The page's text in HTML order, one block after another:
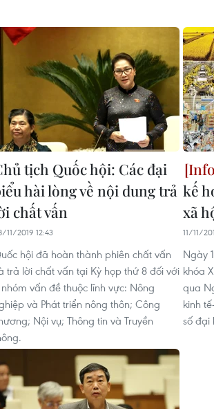
tịch Quốc hội: Các đại
hài lòng về nội dung trả
chất vấn
11/2019 12:43
hội đã hoàn thành phiên chất vấn
trả lời chất vấn tại Kỳ họp thứ 8 đối với
vấn đề thuộc lĩnh vực: Nông
và Phát triển nông thôn; Công
Nội vụ; Thông tin và Truyền
kế
xã
11/11/
Ngày
khóa
qua
kinh
số đại